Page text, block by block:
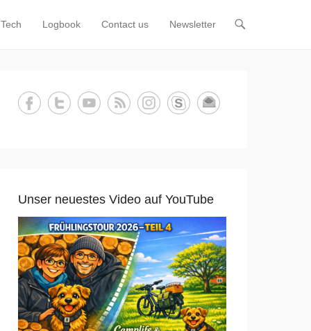
Tech Logbook Contact us Newsletter
Unser neuestes Video auf YouTube